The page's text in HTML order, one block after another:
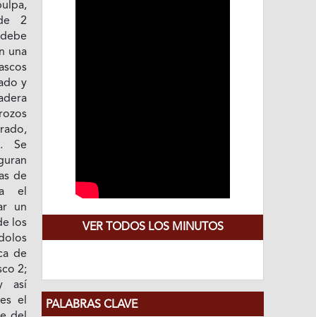
2
una
y
Se
de
el
un
los
de
2;
así
el
VER TODOS LOS MINUTOS
PALABRAS CLAVE